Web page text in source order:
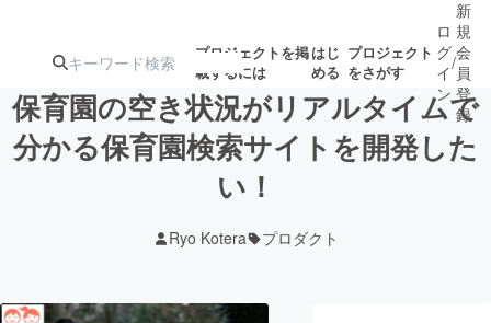
プロジェクトを掲
載するには
はじ
める
プロジェクト
をさがす
注目の新着プロ
ロ
グ
イ
ン
/
新
規
会
員
登
録
保育園の空き状況がリアルタイムで
分かる保育園検索サイトを開発した
い！
Ryo Kotera プロダクト